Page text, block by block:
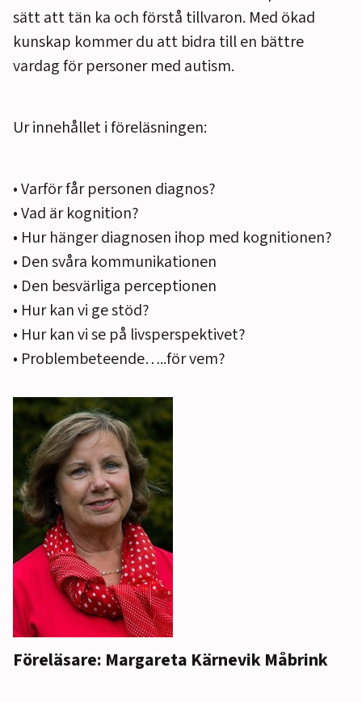
sätt att tän ka och förstå tillvaron. Med ökad
kunskap kommer du att bidra till en bättre
vardag för personer med autism.
Ur innehållet i föreläsningen:
• Varför får personen diagnos?
• Vad är kognition?
• Hur hänger diagnosen ihop med kognitionen?
• Den svåra kommunikationen
• Den besvärliga perceptionen
• Hur kan vi ge stöd?
• Hur kan vi se på livsperspektivet?
• Problembeteende…..för vem?
Föreläsare: Margareta Kärnevik Måbrink